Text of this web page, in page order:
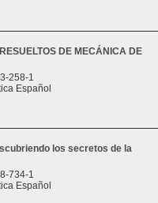
DE MECÁNICA DE
258-1
Español
los secretos de la
734-1
Español